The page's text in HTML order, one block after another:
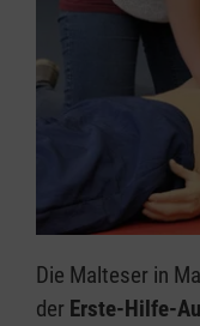
Die Malteser in
der Erste-Hilfe-